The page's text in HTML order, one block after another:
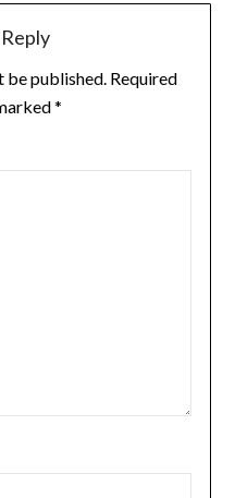
be published. Required
*